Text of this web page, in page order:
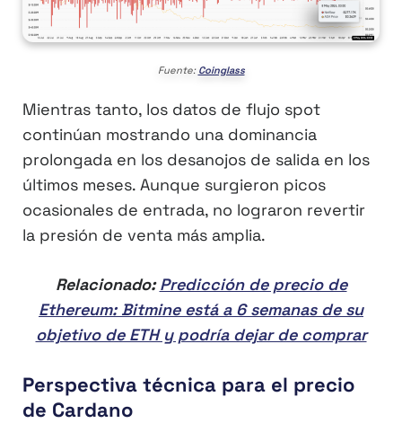
Fuente: Coinglass
Mientras tanto, los datos de flujo spot
continúan mostrando una dominancia
prolongada en los desanojos de salida en los
últimos meses. Aunque surgieron picos
ocasionales de entrada, no lograron revertir
la presión de venta más amplia.
Relacionado:Predicción de precio de
Ethereum: Bitmine está a 6 semanas de su
objetivo de ETH y podría dejar de comprar
Perspectiva técnica para el precio
de Cardano